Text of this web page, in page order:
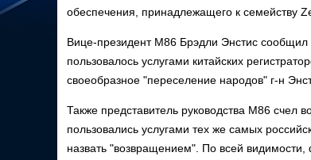
обеспечения, принадлежащего к семейству
Вице-президент M86 Брэдли Энстис
пользовалось услугами китайских
своеобразное "переселение народов" г-н
Также представитель руководства M86 счел
пользовались услугами тех же самых
назвать "возвращением". По всей